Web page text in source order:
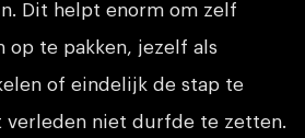
Dit helpt enorm om zelf
te pakken, jezelf als
of eindelijk de stap te
verleden niet durfde te zetten.